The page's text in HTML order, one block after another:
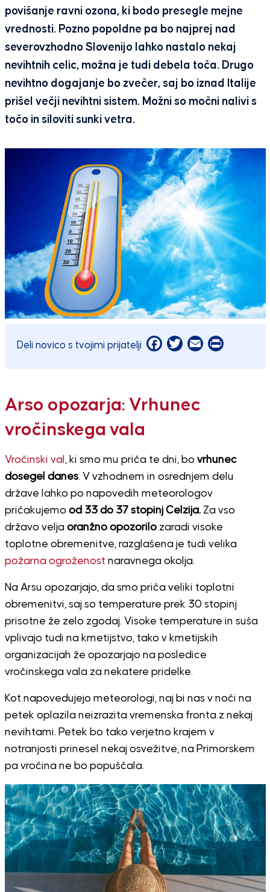
povišanje ravni ozona, ki bodo presegle mejne
vrednosti. Pozno popoldne pa bo najprej nad
severovzhodno Slovenijo lahko nastalo nekaj
nevihtnih celic, možna je tudi debela toča. Drugo
nevihtno dogajanje bo zvečer, saj bo iznad Italije
prišel večji nevihtni sistem. Možni so močni nalivi s
točo in siloviti sunki vetra.
Deli novico s tvojimi prijatelji Facebook
Twitter
EmailPrint
Arso opozarja: Vrhunec
vročinskega vala
Vročinski val , ki smo mu priča te dni, bo vrhunec
dosegel danes. V vzhodnem in osrednjem delu
države lahko po napovedih meteorologov
pričakujemo od 33 do 37 stopinj Celzija.Za vso
državo velja oranžno opozorilozaradi visoke
toplotne obremenitve, razglašena je tudi velika
požarna ogroženost naravnega okolja.
Na Arsu opozarjajo, da smo priča veliki toplotni
obremenitvi, saj so temperature prek 30 stopinj
prisotne že zelo zgodaj. Visoke temperature in suša
vplivajo tudi na kmetijstvo, tako v kmetijskih
organizacijah že opozarjajo na posledice
vročinskega vala za nekatere pridelke.
Kot napovedujejo meteorologi, naj bi nas v noči na
petek oplazila neizrazita vremenska fronta z nekaj
nevihtami. Petek bo tako verjetno krajem v
notranjosti prinesel nekaj osvežitve, na Primorskem
pa vročina ne bo popuščala.